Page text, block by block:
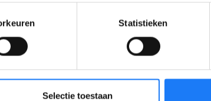
Statistieken
Selectie toestaan
in.